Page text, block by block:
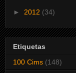
► 2012 (34)
Etiquetas
100 Cims (148)